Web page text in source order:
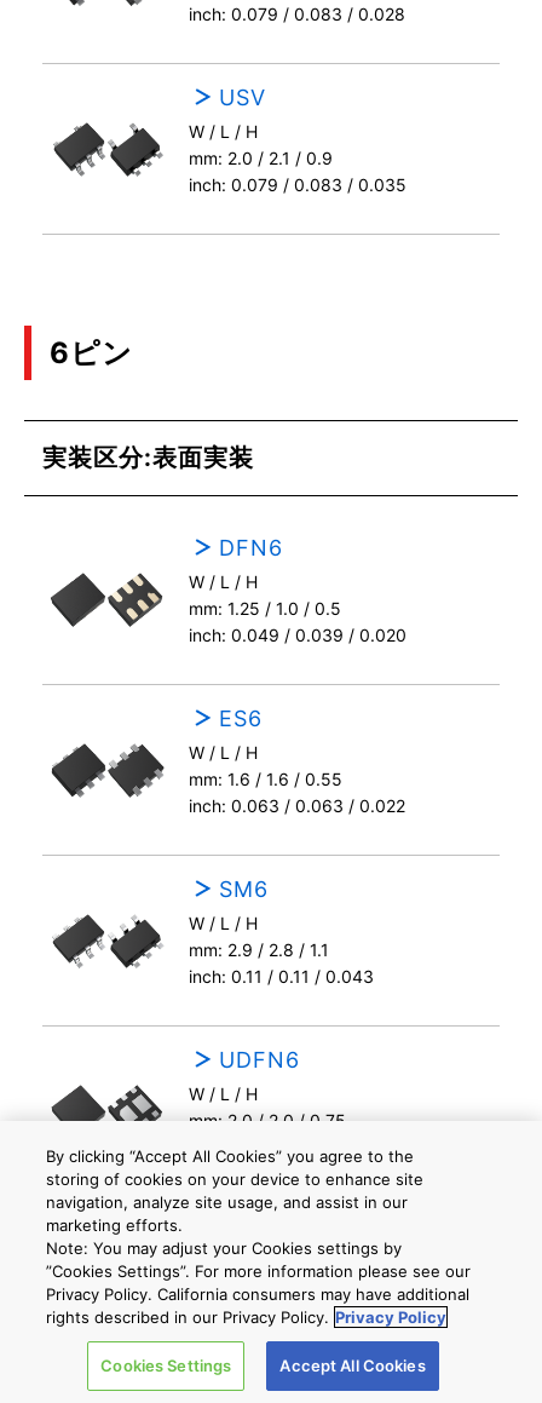
inch: 0.079 / 0.083 / 0.028
USV
W / L / H
mm: 2.0 / 2.1 / 0.9
inch: 0.079 / 0.083 / 0.035
6ピン
実装区分:表面実装
DFN6
W / L / H
mm: 1.25 / 1.0 / 0.5
inch: 0.049 / 0.039 / 0.020
ES6
W / L / H
mm: 1.6 / 1.6 / 0.55
inch: 0.063 / 0.063 / 0.022
SM6
W / L / H
mm: 2.9 / 2.8 / 1.1
inch: 0.11 / 0.11 / 0.043
UDFN6
W / L / H
mm: 2.0 / 2.0 / 0.75
inch: 0.079 / 0.079 / 0.030
W / L / H
mm: 2.0 / 2.0 / 0.75
inch: 0.079 / 0.079 / 0.030
By clicking “Accept All Cookies” you agree to the
storing of cookies on your device to enhance site
navigation, analyze site usage, and assist in our
marketing efforts.
Note: You may adjust your Cookies settings by
”Cookies Settings”. For more information please see our
Privacy Policy. California consumers may have additional
rights described in our Privacy Policy. Privacy Policy
Cookies Settings Accept All Cookies